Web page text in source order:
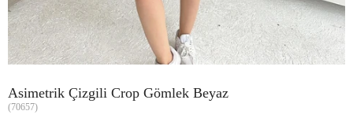
Asimetrik Çizgili Crop Gömlek Beyaz
(70657)